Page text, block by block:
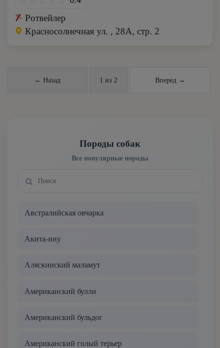
Ротвейлер
Красносолнечная ул. , 28А, стр. 2
← Назад 1 из 2 Вперед →
Породы собак
Все популярные породы
Австралийская овчарка
Акита-ину
Аляскинский маламут
Американский булли
Американский бульдог
Американский голый терьер